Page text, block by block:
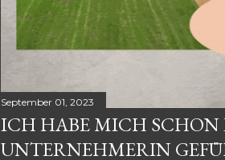
September 01, 2023
ICH HABE MICH SCHON
UNTERNEHMERIN